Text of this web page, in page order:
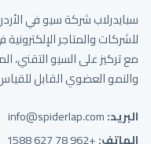
للشركات والمتاجر
مع تركيز على السيو التقني،
والنمو العضوي القابل
البريد:info@spiderlap.com
الهاتف:+962 78 627 1588